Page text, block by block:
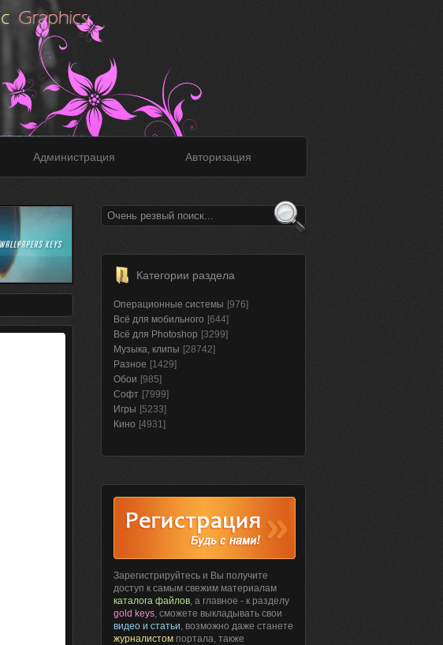
Администрация Авторизация
Категории раздела
Операционные системы [976]
Всё для мобильного [644]
Всё для Photoshop [3299]
Музыка, клипы [28742]
Разное [1429]
Обои [985]
Софт [7999]
Игры [5233]
Кино [4931]
Зарегистрируйтесь и Вы получите
доступ к самым свежим материалам
каталога файлов, а главное - к разделу
gold keys, сможете выкладывать свои
видео и статьи, возможно даже станете
журналистом портала, также